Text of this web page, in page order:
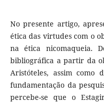
No presente artigo,
ética das virtudes com o
na ética nicomaqueia.
bibliográfica a partir da
Aristóteles, assim como
fundamentação da
percebe-se que o